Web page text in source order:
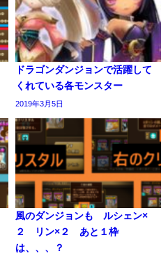
ドラゴンダンジョンで活躍して
くれている各モンスター
2019年3月5日
風のダンジョンも ルシェン×
２ リン×２ あと１枠
は、、、？